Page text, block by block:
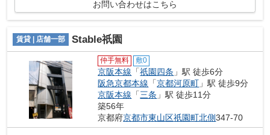
お問い合わせはこちら
賃貸 | 店舗一部 Stable祇園
仲手無料 敷0
京阪本線 「祇園四条 」駅 徒歩6分
阪急京都本線 「京都河原町 」駅 徒歩9分
京阪本線 「三条 」駅 徒歩11分
築56年
京都府京都市東山区祇園町北側347-70